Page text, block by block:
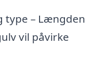
type – Længden
vil påvirke